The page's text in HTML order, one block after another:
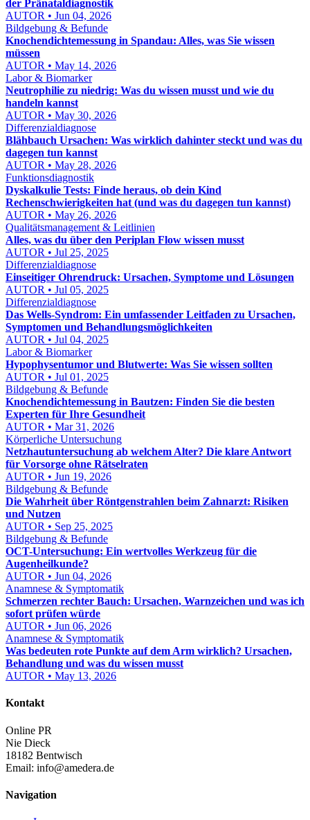
der Pränataldiagnostik
AUTOR • Jun 04, 2026
Bildgebung & Befunde
Knochendichtemessung in Spandau: Alles, was Sie wissen
müssen
AUTOR • May 14, 2026
Labor & Biomarker
Neutrophilie zu niedrig: Was du wissen musst und wie du
handeln kannst
AUTOR • May 30, 2026
Differenzialdiagnose
Blähbauch Ursachen: Was wirklich dahinter steckt und was du
dagegen tun kannst
AUTOR • May 28, 2026
Funktionsdiagnostik
Dyskalkulie Tests: Finde heraus, ob dein Kind
Rechenschwierigkeiten hat (und was du dagegen tun kannst)
AUTOR • May 26, 2026
Qualitätsmanagement & Leitlinien
Alles, was du über den Periplan Flow wissen musst
AUTOR • Jul 25, 2025
Differenzialdiagnose
Einseitiger Ohrendruck: Ursachen, Symptome und Lösungen
AUTOR • Jul 05, 2025
Differenzialdiagnose
Das Wells-Syndrom: Ein umfassender Leitfaden zu Ursachen,
Symptomen und Behandlungsmöglichkeiten
AUTOR • Jul 04, 2025
Labor & Biomarker
Hypophysentumor und Blutwerte: Was Sie wissen sollten
AUTOR • Jul 01, 2025
Bildgebung & Befunde
Knochendichtemessung in Bautzen: Finden Sie die besten
Experten für Ihre Gesundheit
AUTOR • Mar 31, 2026
Körperliche Untersuchung
Netzhautuntersuchung ab welchem Alter? Die klare Antwort
für Vorsorge ohne Rätselraten
AUTOR • Jun 19, 2026
Bildgebung & Befunde
Die Wahrheit über Röntgenstrahlen beim Zahnarzt: Risiken
und Nutzen
AUTOR • Sep 25, 2025
Bildgebung & Befunde
OCT-Untersuchung: Ein wertvolles Werkzeug für die
Augenheilkunde?
AUTOR • Jun 04, 2026
Anamnese & Symptomatik
Schmerzen rechter Bauch: Ursachen, Warnzeichen und was ich
sofort prüfen würde
AUTOR • Jun 06, 2026
Anamnese & Symptomatik
Was bedeuten rote Punkte auf dem Arm wirklich? Ursachen,
Behandlung und was du wissen musst
AUTOR • May 13, 2026
Kontakt
Online PR
Nie Dieck
18182 Bentwisch
Email: info@amedera.de
Navigation